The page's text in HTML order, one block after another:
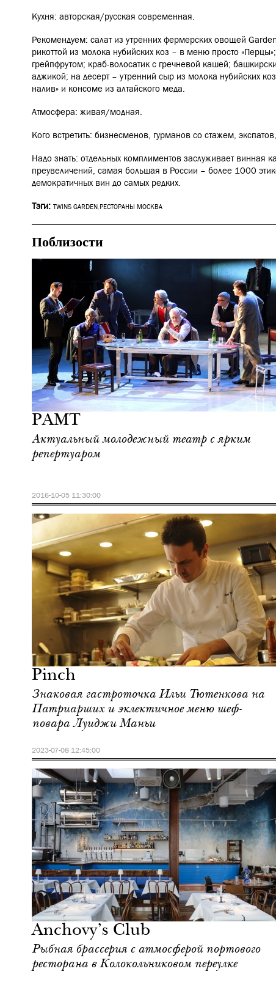
Кухня: авторская/русская современная.
Рекомендуем: салат из утренних фермерских овощей
рикоттой из молока нубийских коз – в меню просто
грейпфрутом; краб-волосатик с гречневой кашей;
аджикой; на десерт – утренний сыр из молока нубийских
налив» и консоме из алтайского меда.
Атмосфера: живая/модная.
Кого встретить: бизнесменов, гурманов со стажем,
Надо знать: отдельных комплиментов заслуживает винная
преувеличений, самая большая в России – более 1000
демократичных вин до самых редких.
Тэги: TWINS GARDEN,РЕСТОРАНЫ МОСКВА
Поблизости
РАМТ
Актуальный молодежный театр с ярким
репертуаром
2016-10-05 11:30:00
Ночная жизнь
Москва
Pinch
Знаковая гастроточка Ильи Тютенкова на
Патриарших и эклектичное меню шеф-
повара Луиджи Маньи
2023-07-08 12:45:00
Ночная жизнь
Москва
Anchovy’s Club
Рыбная брассерия с атмосферой портового
ресторана в Колокольниковом переулке
Городская среда
Москва